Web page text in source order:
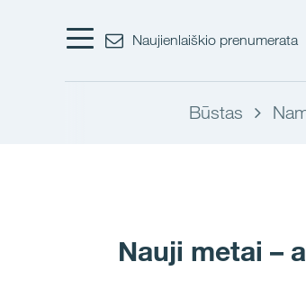
Naujienlaiškio prenumerata
Būstas
Nauji metai –